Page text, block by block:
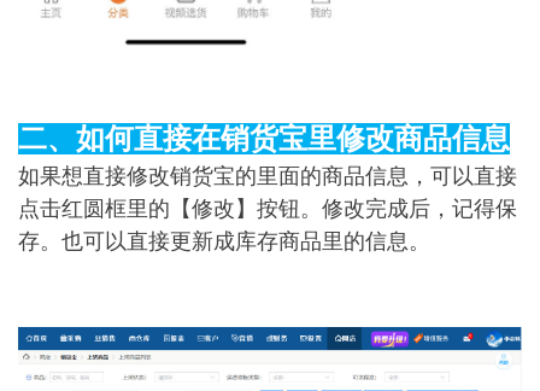
二、如何直接在销货宝里修改商品信息
如果想直接修改销货宝的里面的商品信息，可以直接
点击红圆框里的【修改】按钮。修改完成后，记得保
存。也可以直接更新成库存商品里的信息。